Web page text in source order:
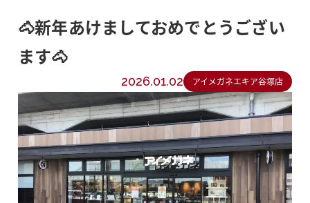
🐴新年あけましておめでとうござい
ます🐴
2026.01.02 アイメガネエキア谷塚店